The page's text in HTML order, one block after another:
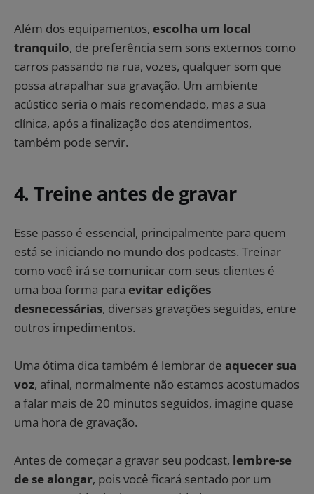
Além dos equipamentos, escolha um local
tranquilo, de preferência sem sons externos como
carros passando na rua, vozes, qualquer som que
possa atrapalhar sua gravação. Um ambiente
acústico seria o mais recomendado, mas a sua
clínica, após a finalização dos atendimentos,
também pode servir.
4. Treine antes de gravar
Esse passo é essencial, principalmente para quem
está se iniciando no mundo dos podcasts. Treinar
como você irá se comunicar com seus clientes é
uma boa forma para evitar edições
desnecessárias, diversas gravações seguidas, entre
outros impedimentos.
Uma ótima dica também é lembrar de aquecer sua
voz, afinal, normalmente não estamos acostumados
a falar mais de 20 minutos seguidos, imagine quase
uma hora de gravação.
Antes de começar a gravar seu podcast, lembre-se
de se alongar, pois você ficará sentado por um